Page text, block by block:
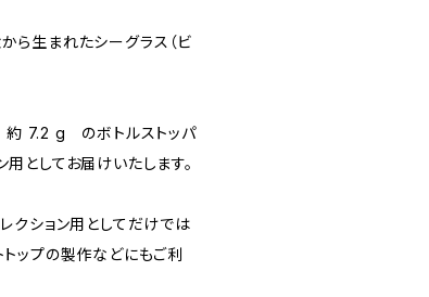
ら生まれたシーグラス（ビ
7.2 g のボトルストッパ
としてお届けいたします。
クション用としてだけでは
ップの製作などにもご利